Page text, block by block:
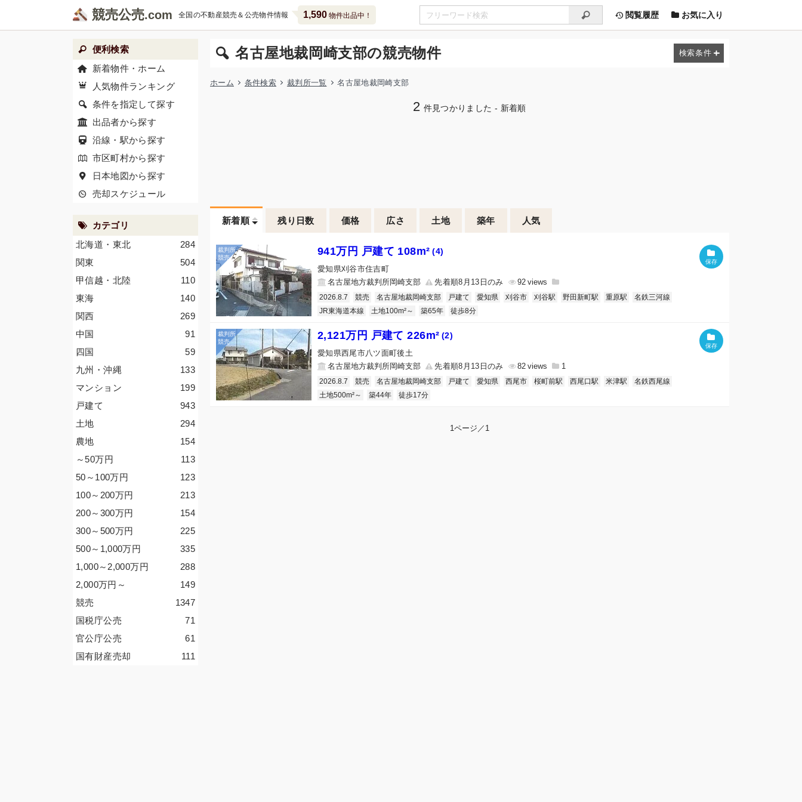
競売公売 全国の不動産競売＆公売物件情報 1,590物件出品中！ 閲覧履歴 お気に入り
名古屋地裁岡崎支部の競売物件
ホーム 条件検索 裁判所一覧 名古屋地裁岡崎支部
2 件見つかりました - 新着順
新着順 残り日数 価格 広さ 土地 築年 人気
941万円 戸建て 108m² (4)
愛知県刈谷市住吉町
名古屋地方裁判所岡崎支部
先着順8月13日のみ 92
2026.8.7 競売 名古屋地裁岡崎支部 戸建て 愛知県 刈谷市 刈谷駅 野田新町駅 重原駅
名鉄三河線
JR東海道本線
土地100m²～ 築65年 徒歩8分
2,121万円 戸建て 226m² (2)
愛知県西尾市八ツ面町後土
名古屋地方裁判所岡崎支部
先着順8月13日のみ 82 1
2026.8.7 競売 名古屋地裁岡崎支部 戸建て 愛知県 西尾市 桜町前駅 西尾口駅 米津駅
名鉄西尾線
土地500m²～
築44年 徒歩17分
1ページ／1
便利検索
新着物件・ホーム
人気物件ランキング
条件を指定して探す
出品者から探す
沿線・駅から探す
市区町村から探す
日本地図から探す
売却スケジュール
カテゴリ
284
北海道・東北
504
関東
110
甲信越・北陸
140
東海
269
関西
91
中国
59
四国
133
九州・沖縄
199
マンション
943
戸建て
294
土地
154
農地
113
～50万円
123
50～100万円
213
100～200万円
154
200～300万円
225
300～500万円
335
500～1,000万円
288
1,000～2,000万円
149
2,000万円 ～
1347
競売
71
国税庁公売
61
官公庁公売
111
国有財産売却